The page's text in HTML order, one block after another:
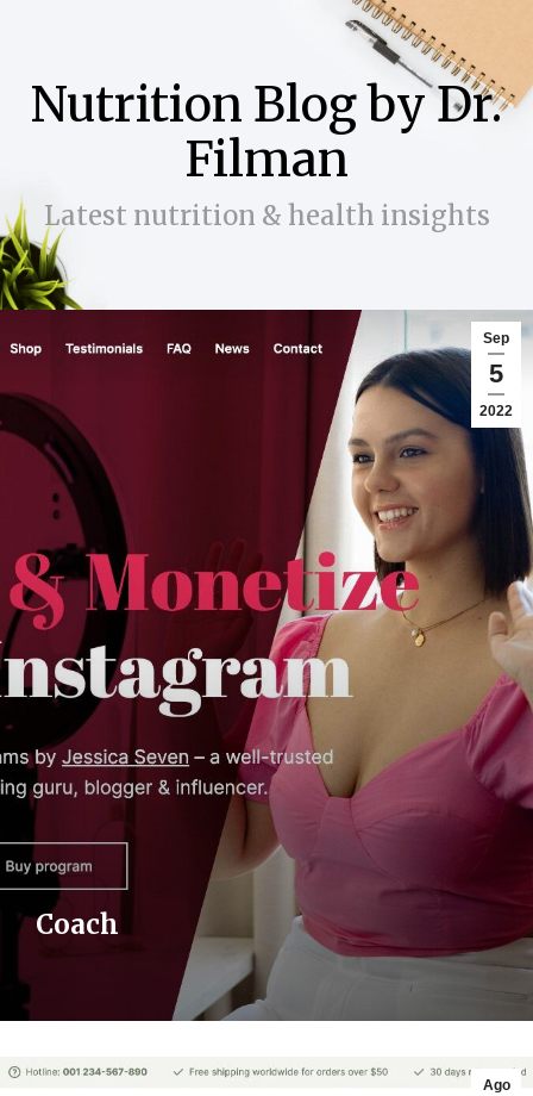
Nutrition Blog by Dr.
Filman
Latest nutrition & health insights
Sep
5
2022
Coach
Ago